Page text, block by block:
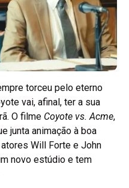
torceu pelo eterno
vai, afinal, ter a sua
O filme Coyote vs. Acme,
junta animação à boa
Will Forte e John
novo estúdio e tem